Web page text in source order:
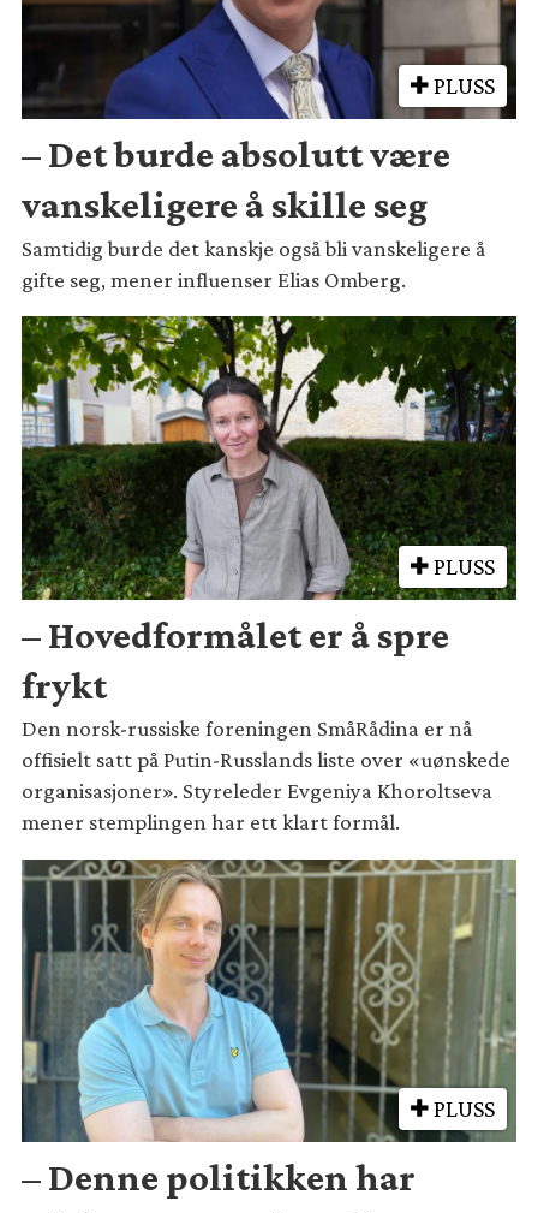
PLUSS
– Det burde absolutt være
vanskeligere å skille seg
Samtidig burde det kanskje også bli vanskeligere å
gifte seg, mener influenser Elias Omberg.
PLUSS
– Hovedformålet er å spre
frykt
Den norsk-russiske foreningen SmåRådina er nå
offisielt satt på Putin-Russlands liste over «uønskede
organisasjoner». Styreleder Evgeniya Khoroltseva
mener stemplingen har ett klart formål.
PLUSS
– Denne politikken har